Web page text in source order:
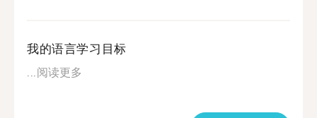
我的语言学习目标
...阅读更多